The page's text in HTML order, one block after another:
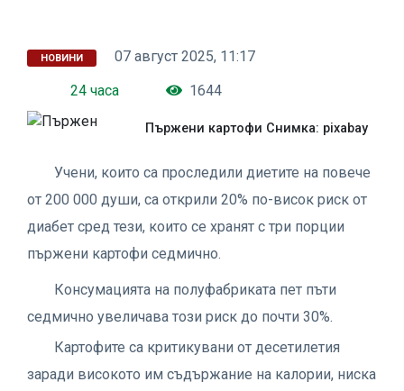
НОВИНИ
07 август 2025, 11:17
24 часа
1644
Пържени картофи Снимка: pixabay
Учени, които са проследили диетите на повече
от 200 000 души, са открили 20% по-висок риск от
диабет сред тези, които се хранят с три порции
пържени картофи седмично.
Консумацията на полуфабриката пет пъти
седмично увеличава този риск до почти 30%.
Картофите са критикувани от десетилетия
заради високото им съдържание на калории, ниска